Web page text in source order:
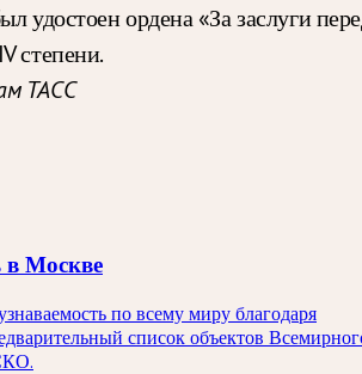
удостоен ордена «За заслуги
степени.
ТАСС
в Москве
по всему миру благодаря
список объектов